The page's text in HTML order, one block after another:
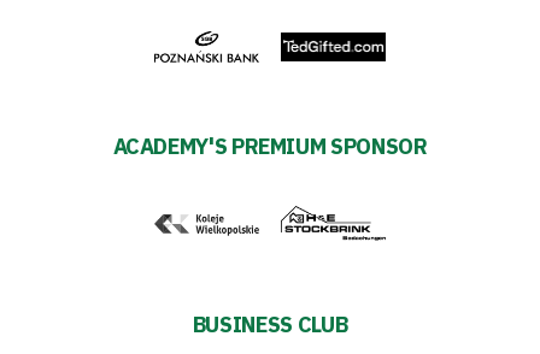
ACADEMY'S PREMIUM SPONSOR
BUSINESS CLUB